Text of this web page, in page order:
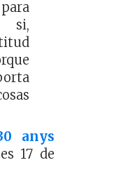
si,
anys
17 de